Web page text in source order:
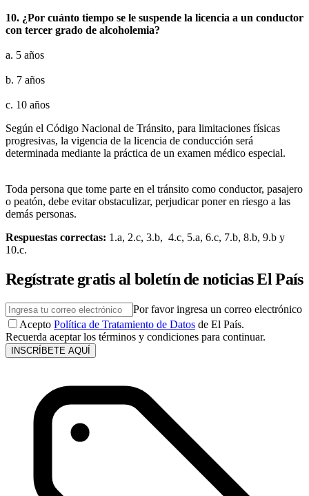
10. ¿Por cuánto tiempo se le suspende la licencia a un conductor
con tercer grado de alcoholemia?
a. 5 años
b. 7 años
c. 10 años
Según el Código Nacional de Tránsito, para limitaciones físicas
progresivas, la vigencia de la licencia de conducción será
determinada mediante la práctica de un examen médico especial.
Toda persona que tome parte en el tránsito como conductor, pasajero
o peatón, debe evitar obstaculizar, perjudicar poner en riesgo a las
demás personas.
Respuestas correctas: 1.a, 2.c, 3.b, 4.c, 5.a, 6.c, 7.b, 8.b, 9.b y
10.c.
Regístrate gratis al boletín de noticias El País
Por favor ingresa un correo electrónico
Acepto Política de Tratamiento de Datos de El País.
Recuerda aceptar los términos y condiciones para continuar.
INSCRÍBETE AQUÍ